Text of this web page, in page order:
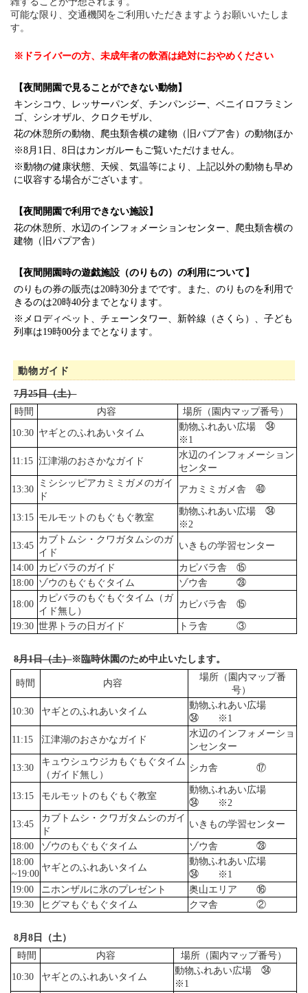
可能な限り、交通機関をご利用いただきますようお願いいたしま
す。
※ドライバーの方、未成年者の飲酒は絶対におやめください
【夜間開園で見ることができない動物】
キンシコウ、レッサーパンダ、チンパンジー、ベニイロフラミン
ゴ、シシオザル、クロクモザル、
花の休憩所の動物、爬虫類舎横の建物（旧パプア舎）の動物ほか
※8月1日、8日はカンガルーもご覧いただけません。
※動物の健康状態、天候、気温等により、上記以外の動物も早め
に収容する場合がございます。
【夜間開園で利用できない施設】
花の休憩所、水辺のインフォメーションセンター、爬虫類舎横の
建物（旧パプア舎）
【夜間開園時の遊戯施設（のりもの）の利用について】
のりもの券の販売は20時30分までです。また、のりものを利用で
きるのは20時40分までとなります。
※メロディペット、チェーンタワー、新幹線（さくら）、子ども
列車は19時00分までとなります。
動物ガイド
7月25日（土）
時間
内容
場所（園内マップ番号）
10:30 ヤギとのふれあいタイム
動物ふれあい広場 ㉞
※1
11:15 江津湖のおさかなガイド
水辺のインフォメーション
センター
13:30
ミシシッピアカミミガメのガイ
ド
アカミミガメ舎 ㊵
13:15 モルモットのもぐもぐ教室
動物ふれあい広場 ㉞
※2
13:45
カブトムシ・クワガタムシのガ
イド
いきもの学習センター
14:00 カピバラのガイド
カピバラ舎 ⑮
18:00 ゾウのもぐもぐタイム
ゾウ舎 ㉘
18:00
カピバラのもぐもぐタイム（ガ
イド無し）
カピバラ舎 ⑮
19:30 世界トラの日ガイド トラ舎 ③
8月1日（土）※臨時休園のため中止いたします。
時間 内容
場所（園内マップ番
号）
10:30
ヤギとのふれあいタイム
動物ふれあい広場
㉞ ※1
11:15
江津湖のおさかなガイド
水辺のインフォメーショ
ンセンター
13:30
キュウシュウジカもぐもぐタイム
（ガイド無し）
シカ舎 ⑰
13:15 モルモットのもぐもぐ教室
動物ふれあい広場
㉞ ※2
13:45
カブトムシ・クワガタムシのガイ
ド
いきもの学習センター
18:00
ゾウのもぐもぐタイム
ゾウ舎 ㉘
18:00
~19:00
ヤギとのふれあいタイム
動物ふれあい広場
㉞ ※1
19:00
ニホンザルに氷のプレゼント
奥山エリア ⑯
19:30
ヒグマもぐもぐタイム クマ舎 ②
8月8日（土）
時間
内容
場所（園内マップ番号）
10:30
ヤギとのふれあいタイム
動物ふれあい広場 ㉞
※1